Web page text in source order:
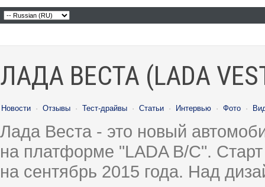
ЛАДА ВЕСТА (LADA
Новости · Отзывы · Тест-драйвы · Статьи · Интервью · Фото ·
Лада Веста - это новый
на платформе "LADA B/C".
на сентябрь 2015 года. Над